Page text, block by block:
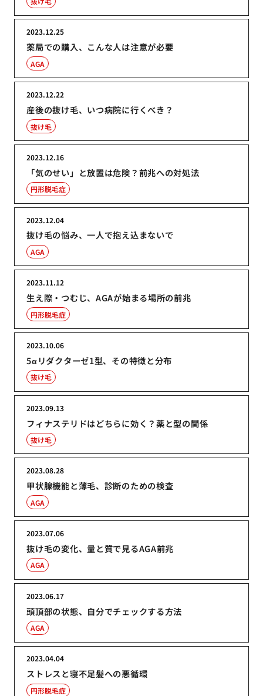
薬局での購入、こんな人は注意が必要
2023.12.25
AGA
産後の抜け毛、いつ病院に行くべき？
2023.12.22
抜け毛
「気のせい」と放置は危険？前兆への対処法
2023.12.16
円形脱毛症
抜け毛の悩み、一人で抱え込まないで
2023.12.04
AGA
生え際・つむじ、AGAが始まる場所の前兆
2023.11.12
円形脱毛症
5αリダクターゼ1型、その特徴と分布
2023.10.06
抜け毛
フィナステリドはどちらに効く？薬と型の関係
2023.09.13
抜け毛
甲状腺機能と薄毛、診断のための検査
2023.08.28
AGA
抜け毛の変化、量と質で見るAGA前兆
2023.07.06
AGA
頭頂部の状態、自分でチェックする方法
2023.06.17
AGA
ストレスと寝不足髪への悪循環
2023.04.04
円形脱毛症